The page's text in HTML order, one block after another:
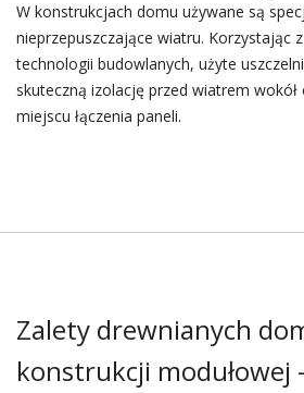
W konstrukcjach domu używane są
nieprzepuszczające wiatru. Korzystając
technologii budowlanych, użyte
skuteczną izolację przed wiatrem
miejscu łączenia paneli.
Zalety drewnianych
konstrukcji modułowej